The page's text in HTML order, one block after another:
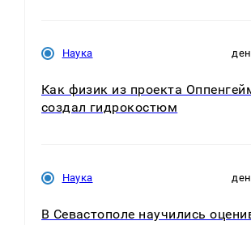
Наука
Как физик из проекта
создал гидрокостюм
Наука
В Севастополе научились